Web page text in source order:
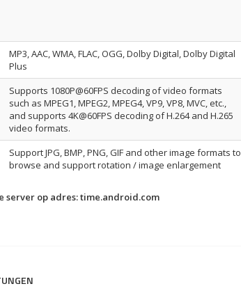
MP3, AAC, WMA, FLAC, OGG, Dolby Digital, Dolby Digital
Plus
Supports 1080P@60FPS decoding of video formats
such as MPEG1, MPEG2, MPEG4, VP9, VP8, MVC, etc.,
and supports 4K@60FPS decoding of H.264 and H.265
video formats.
Support JPG, BMP, PNG, GIF and other image formats to
browse and support rotation / image enlargement
server op adres:time.android.com